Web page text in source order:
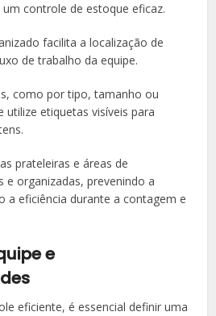
controle de estoque eficaz.
facilita a localização de
de trabalho da equipe.
como por tipo, tamanho ou
utilize etiquetas visíveis para
prateleiras e áreas de
e organizadas, prevenindo a
a eficiência durante a contagem e
e
eficiente, é essencial definir uma